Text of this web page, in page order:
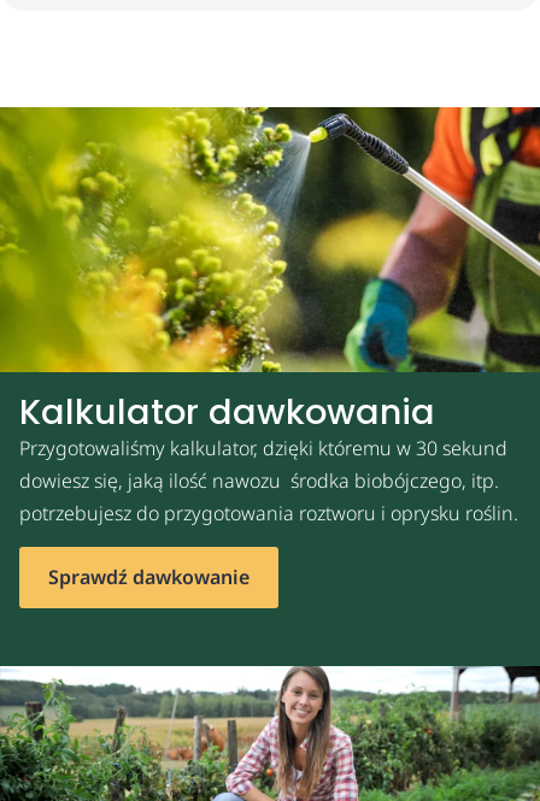
Kalkulator dawkowania
Przygotowaliśmy kalkulator, dzięki któremu w 30 sekund
dowiesz się, jaką ilość nawozu środka biobójczego, itp.
potrzebujesz do przygotowania roztworu i oprysku roślin.
Sprawdź dawkowanie